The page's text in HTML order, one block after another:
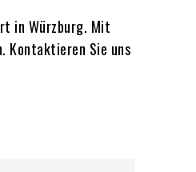
in Würzburg. Mit
Kontaktieren Sie uns